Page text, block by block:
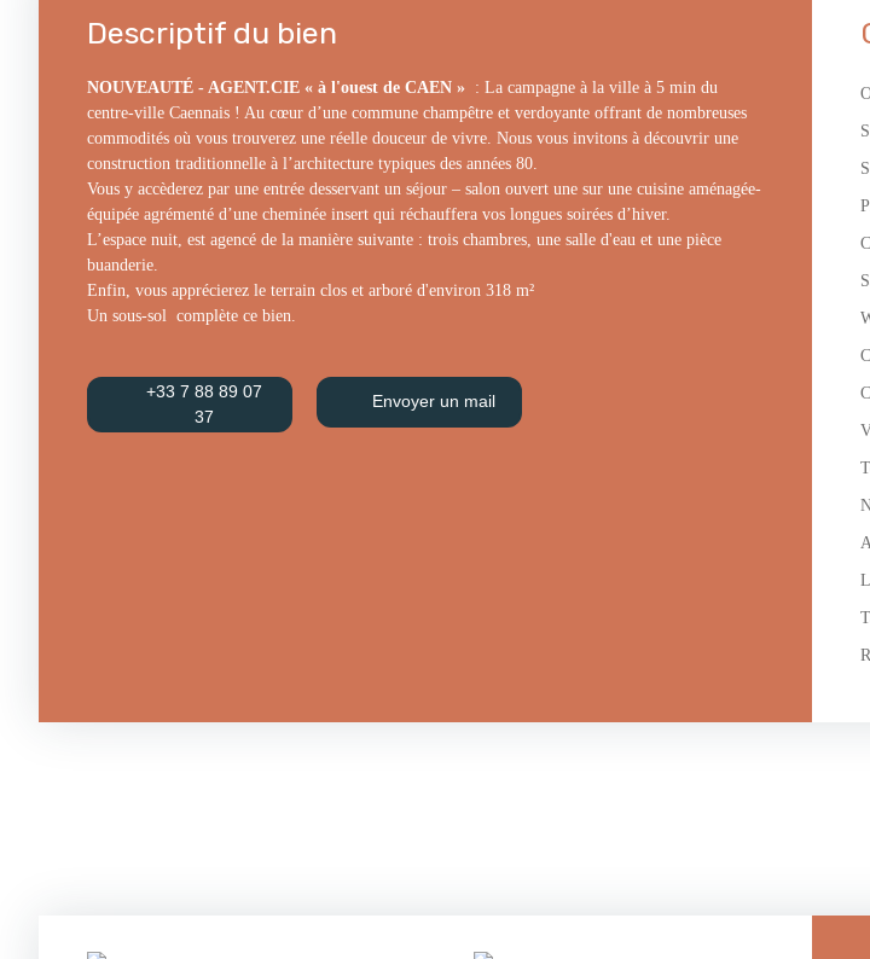
Descriptif du bien
NOUVEAUTÉ - AGENT.CIE « à l'ouest de CAEN » : La campagne à la ville à 5 min du
centre-ville Caennais ! Au cœur d’une commune champêtre et verdoyante offrant de nombreuses
commodités où vous trouverez une réelle douceur de vivre. Nous vous invitons à découvrir une
construction traditionnelle à l’architecture typiques des années 80.
Vous y accèderez par une entrée desservant un séjour – salon ouvert une sur une cuisine aménagée-
équipée agrémenté d’une cheminée insert qui réchauffera vos longues soirées d’hiver.
L’espace nuit, est agencé de la manière suivante : trois chambres, une salle d'eau et une pièce
buanderie.
Enfin, vous apprécierez le terrain clos et arboré d'environ 318 m²
Un sous-sol complète ce bien.
+33 7 88 89 07
37
Envoyer un mail